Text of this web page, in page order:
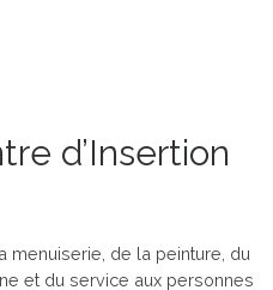
d’Insertion
menuiserie, de la peinture, du
et du service aux personnes